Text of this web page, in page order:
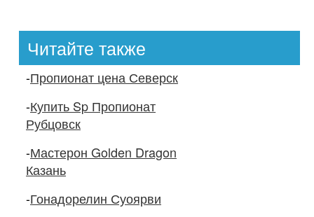
Читайте также
-Пропионат цена Северск
-Купить Sp Пропионат
Рубцовск
-Мастерон Golden Dragon
Казань
-Гонадорелин Суоярви